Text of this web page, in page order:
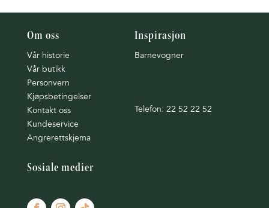
Om oss
Vår historie
Vår butikk
Personvern
Kjøpsbetingelser
Kontakt oss
Kundeservice
Angrerettskjema
Inspirasjon
Barnevogner
Telefon: 22 52 22 52
Sosiale medier